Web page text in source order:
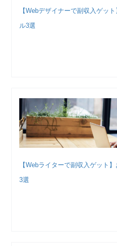
【Webデザイナーで副収入ゲッ
ル3選
【Webライターで副収入ゲット
3選